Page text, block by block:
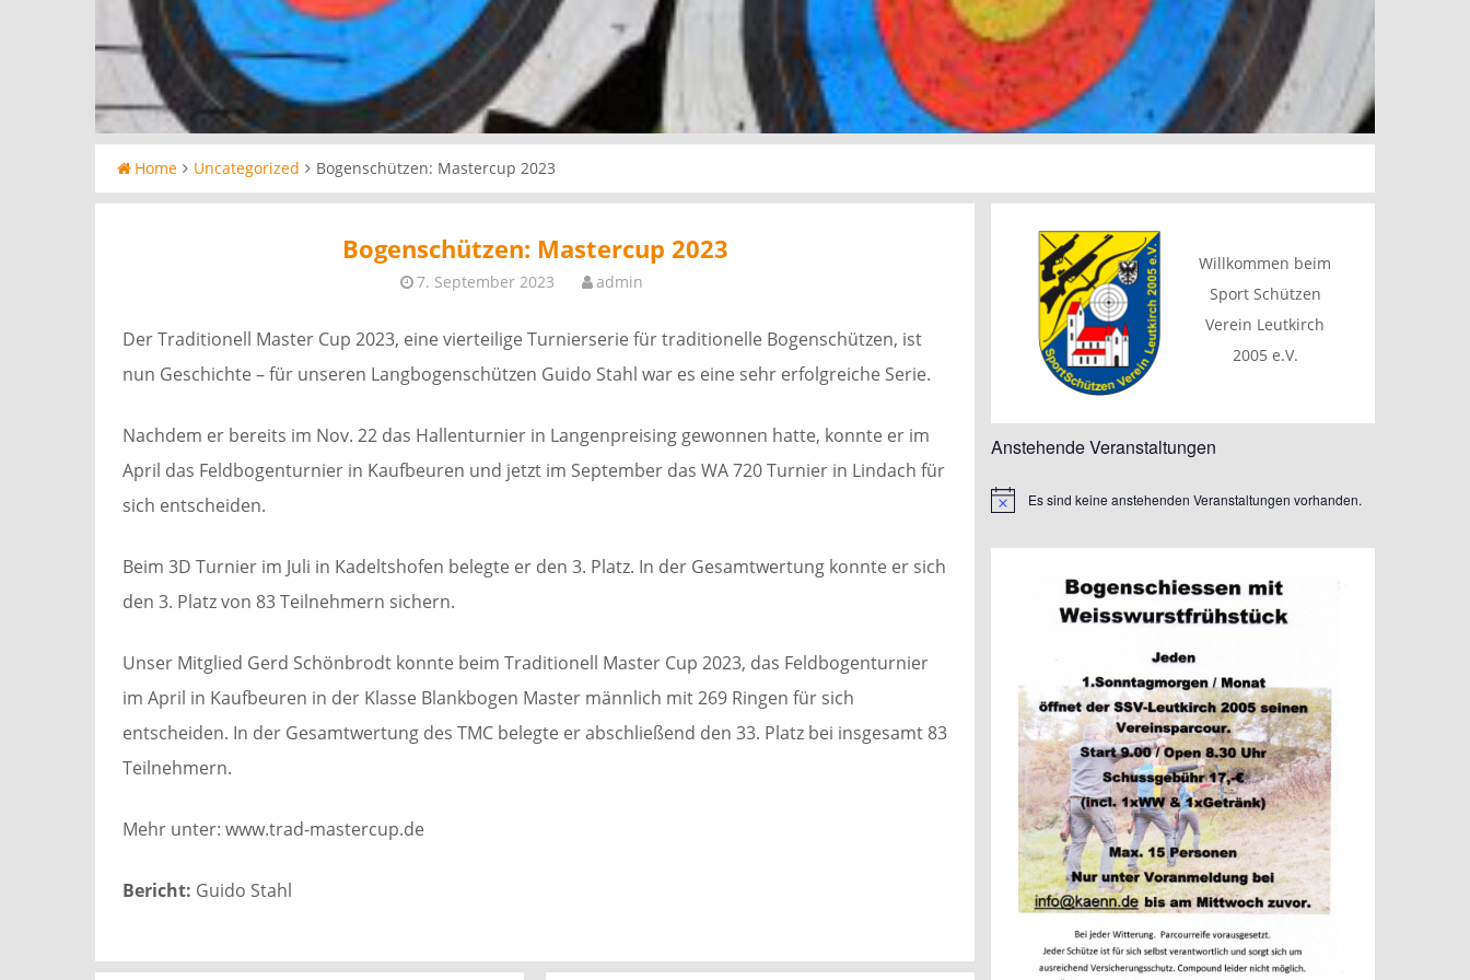
Home Uncategorized Bogenschützen: Mastercup 2023
Bogenschützen: Mastercup 2023
7. September 2023 admin
Der Traditionell Master Cup 2023, eine vierteilige Turnierserie für traditionelle Bogenschützen, ist
nun Geschichte – für unseren Langbogenschützen Guido Stahl war es eine sehr erfolgreiche Serie.
Nachdem er bereits im Nov. 22 das Hallenturnier in Langenpreising gewonnen hatte, konnte er im
April das Feldbogenturnier in Kaufbeuren und jetzt im September das WA 720 Turnier in Lindach für
sich entscheiden.
Beim 3D Turnier im Juli in Kadeltshofen belegte er den 3. Platz. In der Gesamtwertung konnte er sich
den 3. Platz von 83 Teilnehmern sichern.
Unser Mitglied Gerd Schönbrodt konnte beim Traditionell Master Cup 2023, das Feldbogenturnier
im April in Kaufbeuren in der Klasse Blankbogen Master männlich mit 269 Ringen für sich
entscheiden. In der Gesamtwertung des TMC belegte er abschließend den 33. Platz bei insgesamt 83
Teilnehmern.
Mehr unter: www.trad-mastercup.de
Bericht: Guido Stahl
Willkommen beim
Sport Schützen
Verein Leutkirch
2005 e.V.
Anstehende Veranstaltungen
HinweisEs sind keine anstehenden Veranstaltungen vorhanden.